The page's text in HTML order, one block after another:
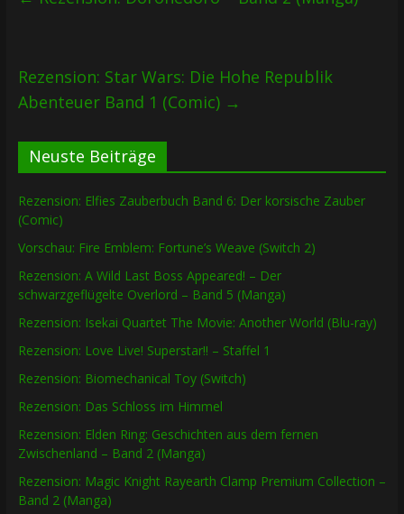
Rezension: Star Wars: Die Hohe Republik
Abenteuer Band 1 (Comic) →
Neuste Beiträge
Rezension: Elfies Zauberbuch Band 6: Der korsische Zauber
(Comic)
Vorschau: Fire Emblem: Fortune’s Weave (Switch 2)
Rezension: A Wild Last Boss Appeared! – Der
schwarzgeflügelte Overlord – Band 5 (Manga)
Rezension: Isekai Quartet The Movie: Another World (Blu-ray)
Rezension: Love Live! Superstar!! – Staffel 1
Rezension: Biomechanical Toy (Switch)
Rezension: Das Schloss im Himmel
Rezension: Elden Ring: Geschichten aus dem fernen
Zwischenland – Band 2 (Manga)
Rezension: Magic Knight Rayearth Clamp Premium Collection –
Band 2 (Manga)